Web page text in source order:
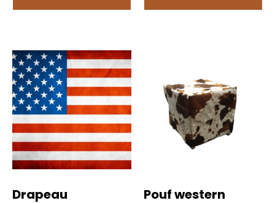
Drapeau
Pouf western